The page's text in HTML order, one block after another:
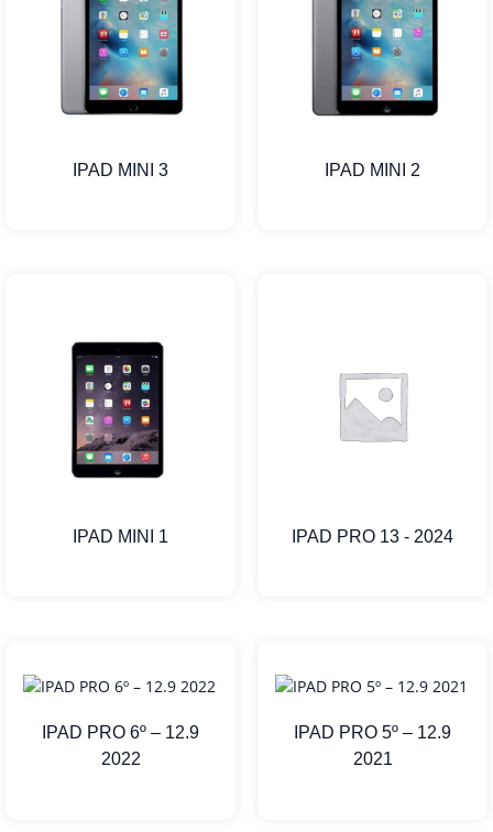
IPAD MINI 3 IPAD MINI 2
IPAD MINI 1 IPAD PRO 13 - 2024
IPAD PRO 6º – 12.9
2022
IPAD PRO 5º – 12.9
2021